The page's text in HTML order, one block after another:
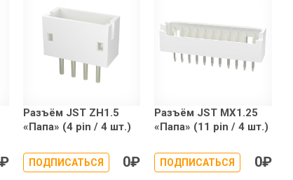
Разъём JST ZH1.5
«Папа» (4 pin / 4 шт.)
ПОДПИСАТЬСЯ 0₽
Разъём JST MX1.25
«Папа» (11 pin / 4 шт.)
ПОДПИСАТЬСЯ 0₽